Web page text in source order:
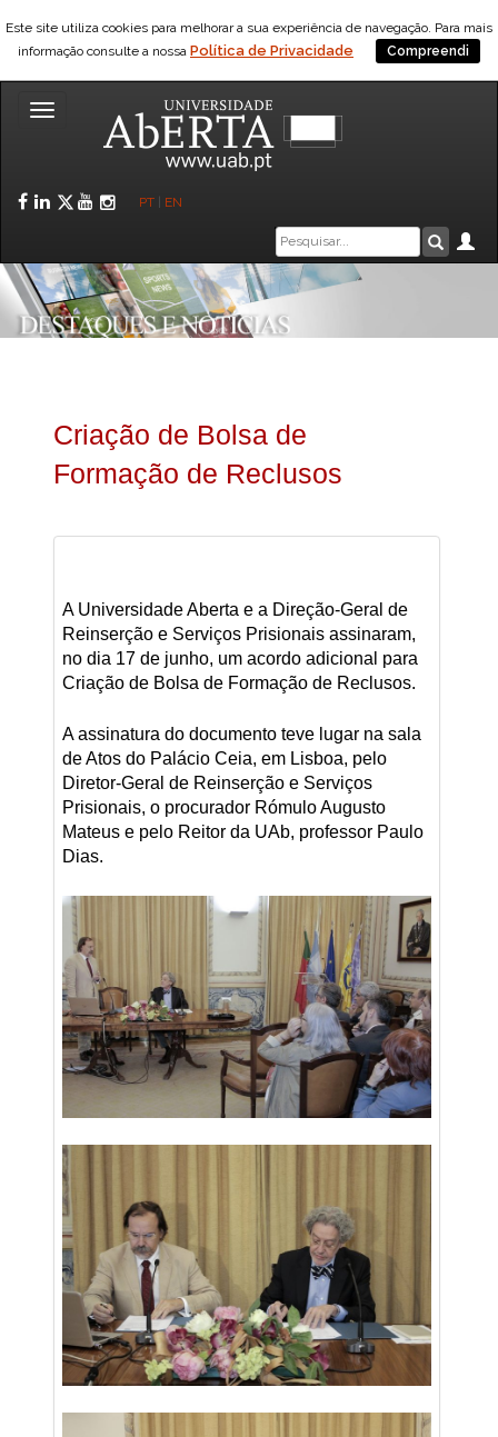
Este site utiliza cookies para melhorar a sua experiência de navegação. Para mais
informação consulte a nossa Política de Privacidade Compreendi
Toggle
Facebook
LinkedIn
Twitter
YouTube
Instagram
PT EN
Caixa
de
pesquisa
Criação de Bolsa de
Formação de Reclusos
A Universidade Aberta e a Direção-Geral de
Reinserção e Serviços Prisionais assinaram,
no dia 17 de junho, um acordo adicional para
Criação de Bolsa de Formação de Reclusos.
A assinatura do documento teve lugar na sala
de Atos do Palácio Ceia, em Lisboa, pelo
Diretor-Geral de Reinserção e Serviços
Prisionais, o procurador Rómulo Augusto
Mateus e pelo Reitor da UAb, professor Paulo
Dias.